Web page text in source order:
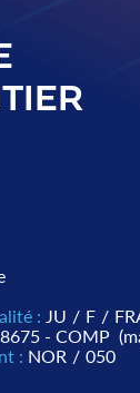
: JU / F /
- COMP
: NOR / 050